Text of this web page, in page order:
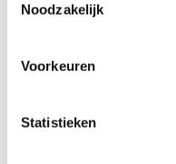
Noodzakelijk
Voorkeuren
Statistieken